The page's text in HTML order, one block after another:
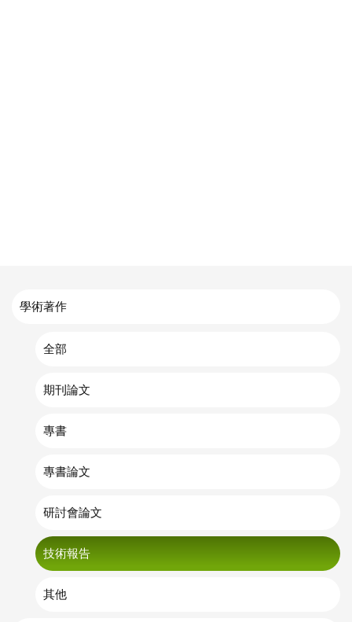
學術著作
全部
期刊論文
專書
專書論文
研討會論文
技術報告
其他